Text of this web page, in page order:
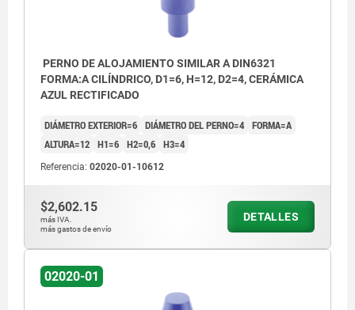
PERNO DE ALOJAMIENTO SIMILAR A DIN6321
FORMA:A CILÍNDRICO, D1=6, H=12, D2=4, CERÁMICA
AZUL RECTIFICADO
DIÁMETRO EXTERIOR=6 DIÁMETRO DEL PERNO=4 FORMA=A
ALTURA=12 H1=6 H2=0,6 H3=4
Referencia: 02020-01-10612
$2,602.15
más IVA.
más gastos de envío
DETALLES
02020-01